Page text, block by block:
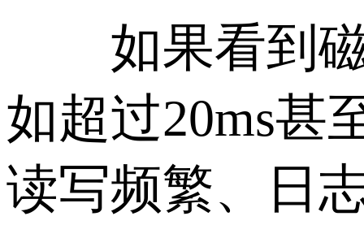
如果看到磁
如超过20ms甚
读写频繁、日